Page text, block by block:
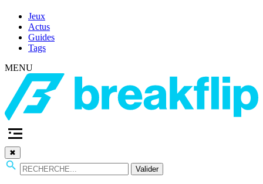
Jeux
Actus
Guides
Tags
MENU
✖
Valider